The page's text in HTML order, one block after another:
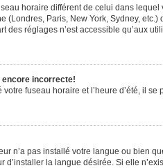
horaire différent de celui dans
(Londres, Paris, New York, Sydney,
réglages n’est accessible qu’aux
encore incorrecte!
fuseau horaire et l’heure d’été, il
n’a pas installé votre langue ou bien
d’installer la langue désirée. Si elle